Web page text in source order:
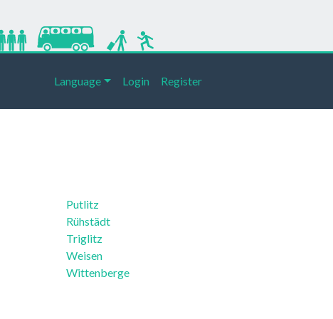
Language Login Register
Putlitz
Rühstädt
Triglitz
Weisen
Wittenberge